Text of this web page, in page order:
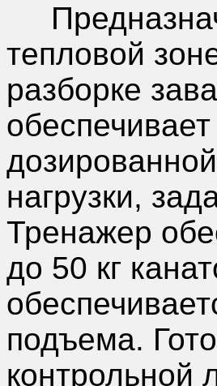
тепловой
разборке
нагрузки,
Тренажер
до 50 кг
подъема.
контрольной